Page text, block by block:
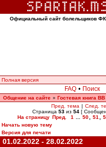
Официальный сайт болельщиков
Полная версия
FAQ • Поиск
Общение на сайте » Гостевая книга ВВ
Пред. тема | След.
Страница 53 из 54 [
На страницу Пред. 1 50 51
Начать новую тему
Версия для печати
01.02.2022 - 28.02.2022